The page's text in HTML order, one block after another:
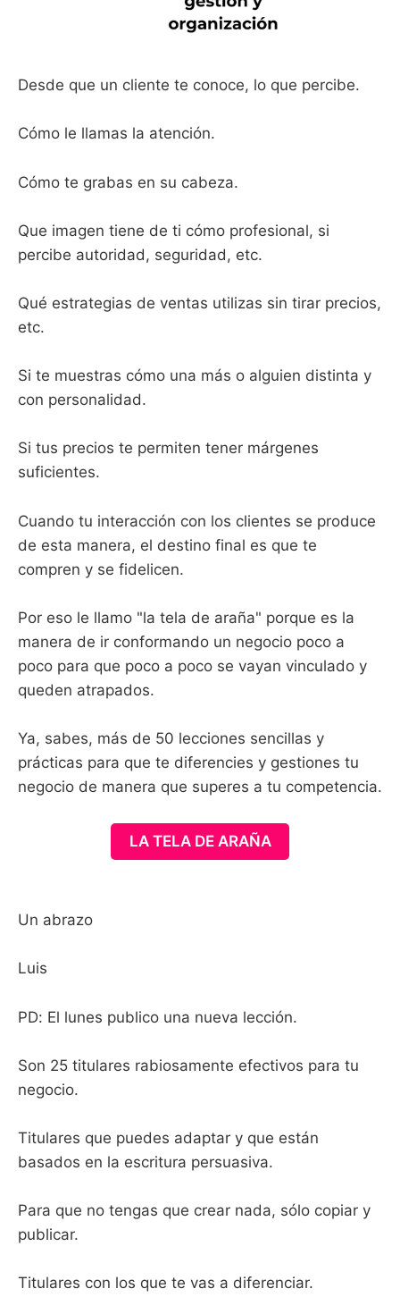
Desde que un cliente te conoce, lo que percibe.
Cómo le llamas la atención.
Cómo te grabas en su cabeza.
Que imagen tiene de ti cómo profesional, si
percibe autoridad, seguridad, etc.
Qué estrategias de ventas utilizas sin tirar precios,
etc.
Si te muestras cómo una más o alguien distinta y
con personalidad.
Si tus precios te permiten tener márgenes
suficientes.
Cuando tu interacción con los clientes se produce
de esta manera, el destino final es que te
compren y se fidelicen.
Por eso le llamo "la tela de araña" porque es la
manera de ir conformando un negocio poco a
poco para que poco a poco se vayan vinculado y
queden atrapados.
Ya, sabes, más de 50 lecciones sencillas y
prácticas para que te diferencies y gestiones tu
negocio de manera que superes a tu competencia.
LA TELA DE ARAÑA
Un abrazo
Luis
PD: El lunes publico una nueva lección.
Son 25 titulares rabiosamente efectivos para tu
negocio.
Titulares que puedes adaptar y que están
basados en la escritura persuasiva.
Para que no tengas que crear nada, sólo copiar y
publicar.
Titulares con los que te vas a diferenciar.